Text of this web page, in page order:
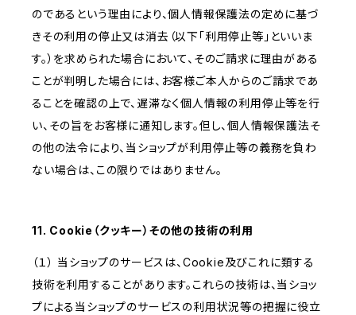
のであるという理由により、個人情報保護法の定めに基づ
きその利用の停止又は消去（以下「利用停止等」といいま
す。）を求められた場合において、そのご請求に理由がある
ことが判明した場合には、お客様ご本人からのご請求であ
ることを確認の上で、遅滞なく個人情報の利用停止等を行
い、その旨をお客様に通知します。但し、個人情報保護法そ
の他の法令により、当ショップが利用停止等の義務を負わ
ない場合は、この限りではありません。
11. Cookie（クッキー）その他の技術の利用
（１） 当ショップのサービスは、Cookie及びこれに類する
技術を利用することがあります。これらの技術は、当ショッ
プによる当ショップのサービスの利用状況等の把握に役立